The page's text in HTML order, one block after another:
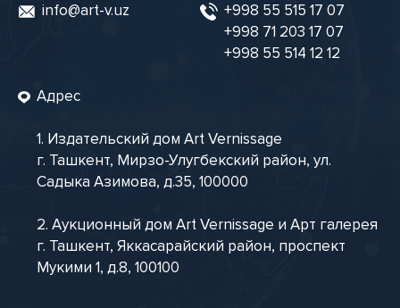
info@art-v.uz
+998 55 515 17 07
+998 71 203 17 07
+998 55 514 12 12
Адрес
1. Издательский дом Art Vernissage
г. Ташкент, Мирзо-Улугбекский район, ул.
Садыка Азимова, д.35, 100000
2. Аукционный дом Art Vernissage и Арт галерея
г. Ташкент, Яккасарайский район, проспект
Мукими 1, д.8, 100100